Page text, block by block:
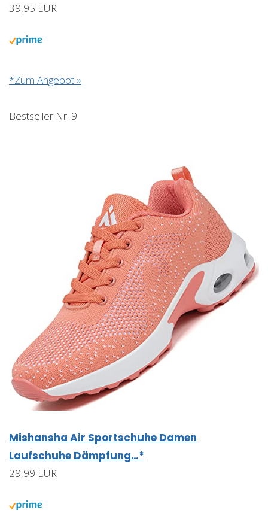
39,95 EUR
*Zum Angebot »
Bestseller Nr. 9
Mishansha Air Sportschuhe Damen
Laufschuhe Dämpfung…*
29,99 EUR